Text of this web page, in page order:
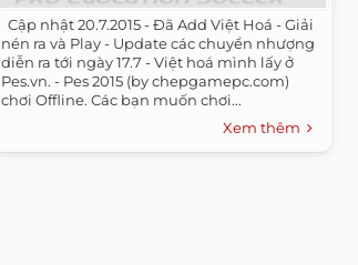
​ ​ Cập nhật 20.7.2015 - Đã Add Việt Hoá - Giải
nén ra và Play - Update các chuyển nhượng
diễn ra tới ngày 17.7 - Việt hoá mình lấy ở
Pes.vn. - Pes 2015 (by chepgamepc.com)
chơi Offline. Các bạn muốn chơi...
Xem thêm